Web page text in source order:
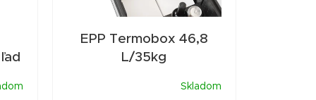
EPP Termobox 46,8
L/35kg
Skladom